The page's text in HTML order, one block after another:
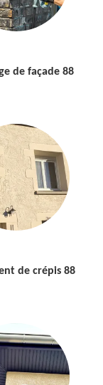
de façade 88
de crépis 88